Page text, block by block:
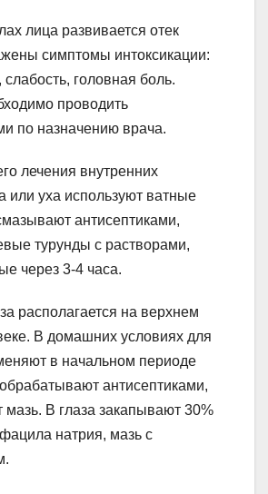
лица развивается отек
симптомы интоксикации:
головная боль.
проводить
по назначению врача.
лечения внутренних
или уха используют ватные
антисептиками,
турунды с растворами,
через 3-4 часа.
располагается на верхнем
В домашних условиях для
в начальном периоде
антисептиками,
В глаза закапывают 30%
натрия, мазь с